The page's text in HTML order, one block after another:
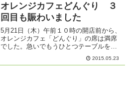
オレンジカフェどんぐり ３
回目も賑わいました
5月21日（木）午前１０時の開店前から、
オレンジカフェ「どんぐり」の席は満席
でした。急いでもうひとつテーブルをこ
しらえました。みなさんにこにこしなが
ら入ってきました。おなじみの顔が何人
2015.05.23